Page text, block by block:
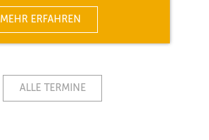
MEHR ERFAHREN
ALLE TERMINE